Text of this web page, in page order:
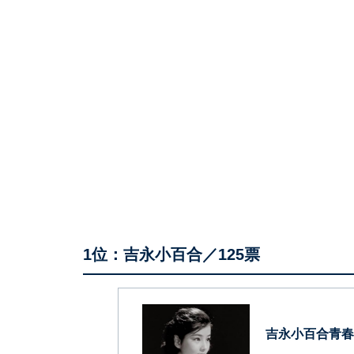
1位：吉永小百合／125票
吉永小百合青